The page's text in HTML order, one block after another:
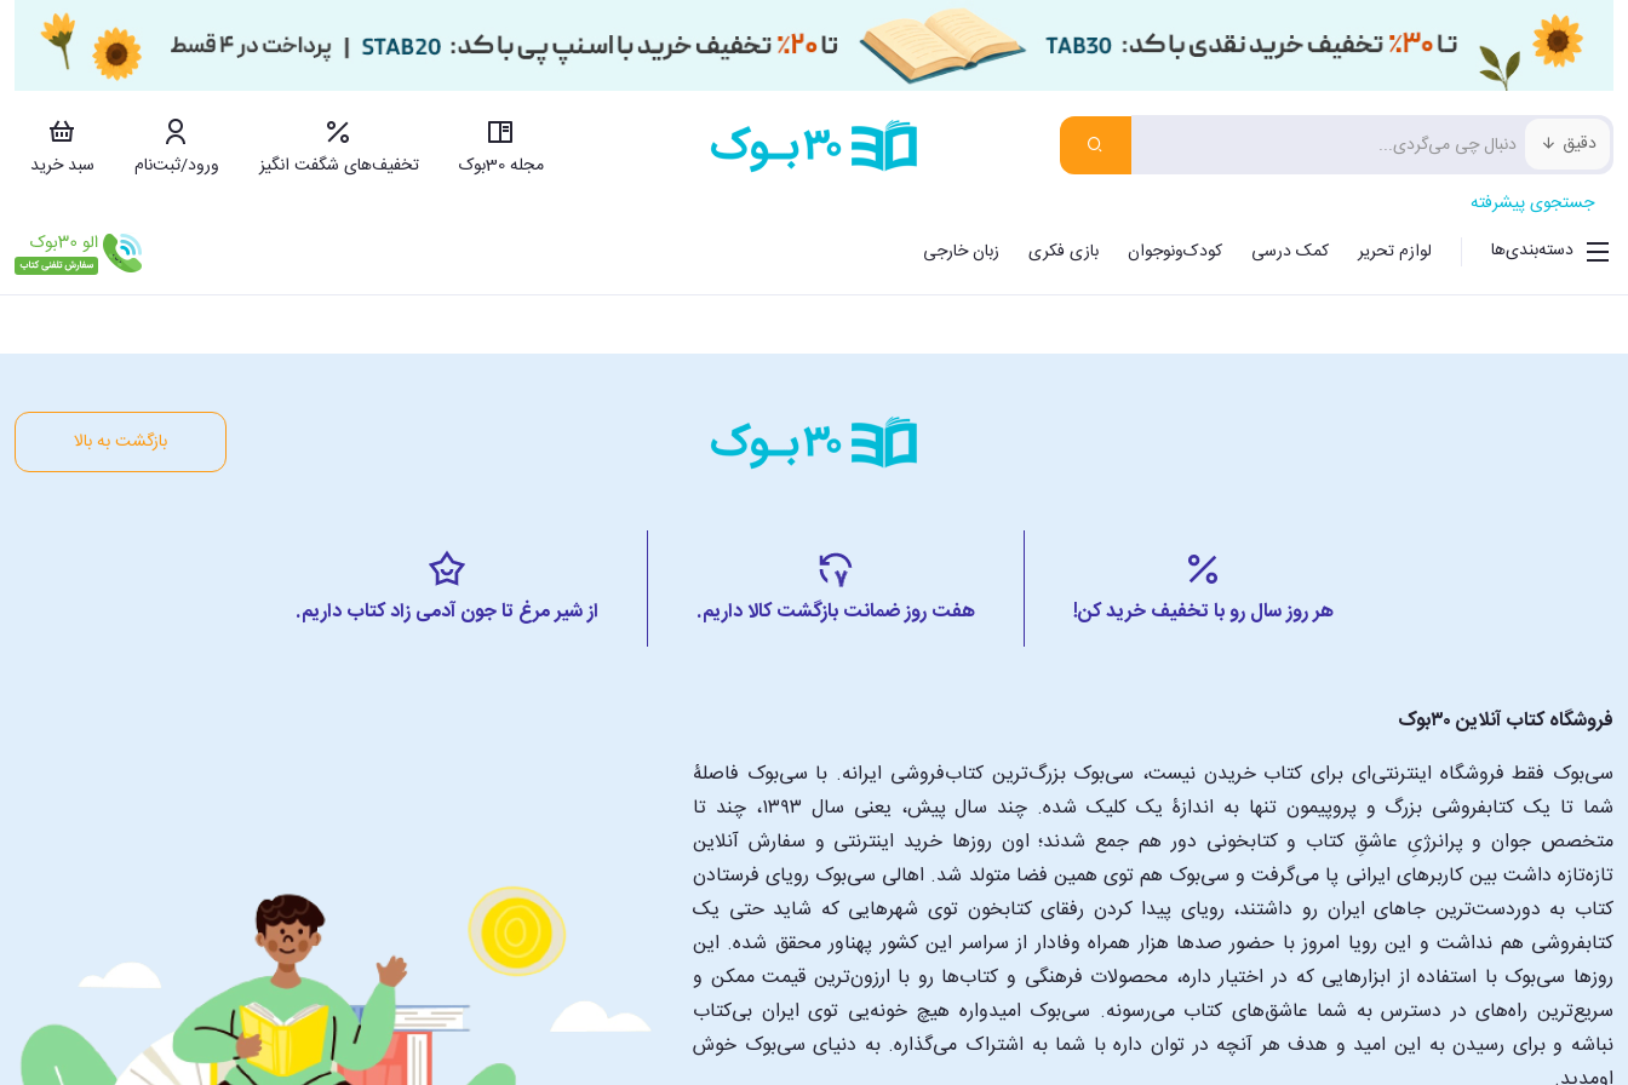
دقیق
مجله 30بوک تخفیف‌های شگفت انگیز ورود/ثبت‌نام
سبد خرید
جستجوی پیشرفته
دسته‌بندی‌ها
لوازم تحریر کمک درسی کودک‌ونوجوان بازی فکری زبان خارجی
بازگشت به بالا
هر روز سال رو با تخفیف خرید کن! هفت روز ضمانت بازگشت کالا داریم. از شیر مرغ تا جون آدمی زاد کتاب داریم.
فروشگاه کتاب آنلاین ۳۰بوک
سی‌بوک فقط فروشگاه اینترنتی‌ای برای کتاب خریدن نیست، سی‌بوک بزرگ‌ترین کتاب‌فروشی ایرانه. با سی‌بوک فاصلۀ
شما تا یک کتابفروشی بزرگ و پروپیمون تنها به اندازۀ یک کلیک شده. چند سال پیش، یعنی سال ۱۳۹۳، چند تا
متخصص جوان و پرانرژیِ عاشقِ کتاب و کتابخونی دور هم جمع شدند؛ اون‌ روزها خرید اینترنتی و سفارش آنلاین
تازه‌تازه داشت بین کاربرهای ایرانی پا می‌گرفت و سی‌بوک هم توی همین فضا متولد شد. اهالی سی‌بوک رویای فرستادن
کتاب به دوردست‌ترین جاهای ایران رو داشتند، رویای پیدا کردن رفقای کتابخون توی شهرهایی که شاید حتی یک
کتابفروشی هم نداشت و این رویا امروز با حضور صدها هزار همراه وفادار از سراسر این کشور پهناور محقق شده. این
‌روزها سی‌بوک با استفاده از ابزارهایی که در اختیار داره، محصولات فرهنگی و کتاب‌ها رو با ارزون‌ترین قیمت ممکن و
سریع‌ترین راه‌های در دسترس به شما عاشق‌های کتاب می‌رسونه. سی‌بوک امیدواره هیچ خونه‌یی توی ایران بی‌کتاب
نباشه و برای رسیدن به این امید و هدف هر آنچه در توان داره با شما به اشتراک می‌گذاره. به دنیای سی‌بوک خوش